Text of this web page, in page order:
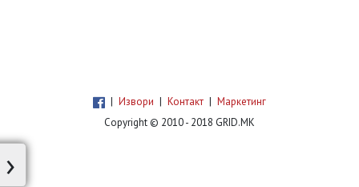
| Извори | Контакт | Маркетинг
Copyright © 2010 - 2018 GRID.MK
›